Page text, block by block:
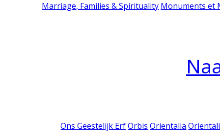
Marriage, Families & Spirituality Monuments et
Ons Geestelijk Erf Orbis Orientalia